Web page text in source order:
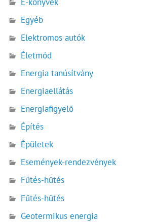
Egyéb
Elektromos autók
Életmód
Energia tanúsítvány
Energiaellátás
Energiafigyelő
Építés
Épületek
Események-rendezvények
Fűtés-hűtés
Fűtés-hűtés
Geotermikus energia